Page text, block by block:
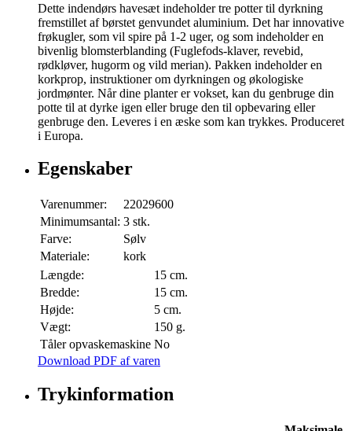
Dette indendørs havesæt indeholder tre potter til dyrkning
fremstillet af børstet genvundet aluminium. Det har innovative
frøkugler, som vil spire på 1-2 uger, og som indeholder en
bivenlig blomsterblanding (Fuglefods-klaver, revebid,
rødkløver, hugorm og vild merian). Pakken indeholder en
korkprop, instruktioner om dyrkningen og økologiske
jordmønter. Når dine planter er vokset, kan du genbruge din
potte til at dyrke igen eller bruge den til opbevaring eller
genbruge den. Leveres i en æske som kan trykkes. Produceret
i Europa.
Egenskaber
Varenummer:
22029600
Minimumsantal: 3 stk.
Farve:
Sølv
Materiale:
kork
Længde:
15 cm.
Bredde:
15 cm.
Højde:
5 cm.
Vægt:
150 g.
Tåler opvaskemaskine No
Download PDF af varen
Trykinformation